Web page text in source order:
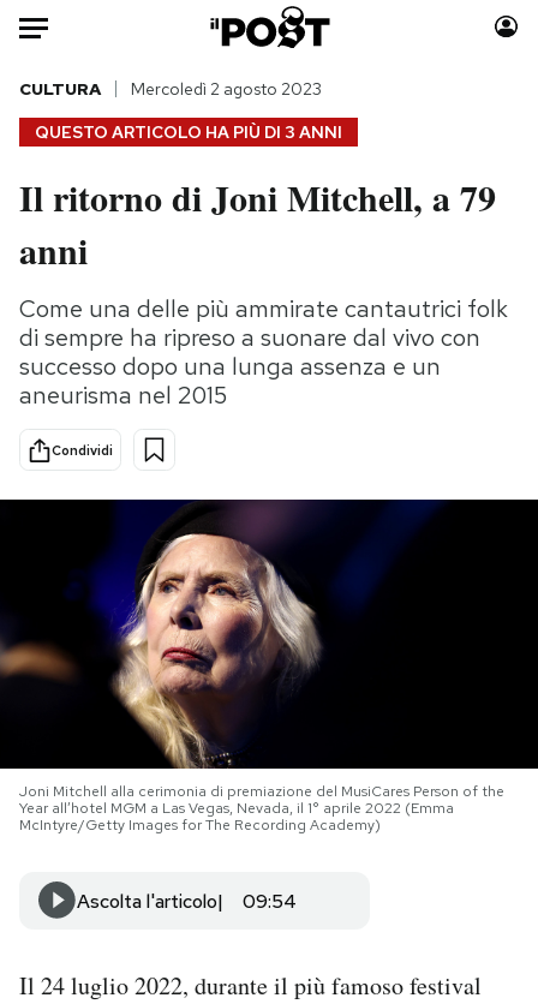
Auto
HOME
Italia
Politica
Tecnologia
Internet
Scienza
Cultura
Economia
Moda
Storie/Idee
Ok Boomer!
Media
PODCAST
NEWSLETTER
I MIEI PREFERITI
SHOP
CALENDARIO
AREA PERSONALE
QUESTO ARTICOLO HA PIÙ DI 3 ANNI
CULTURA Mercoledì 2 agosto 2023
Il ritorno di Joni Mitchell, a 79
anni
Come una delle più ammirate cantautrici folk
di sempre ha ripreso a suonare dal vivo con
successo dopo una lunga assenza e un
aneurisma nel 2015
Condividi
Joni Mitchell alla cerimonia di premiazione del MusiCares Person of the
Year all’hotel MGM a Las Vegas, Nevada, il 1° aprile 2022 (Emma
McIntyre/Getty Images for The Recording Academy)
Ascolta l'articolo 09:54
Il 24 luglio 2022, durante il più famoso festival